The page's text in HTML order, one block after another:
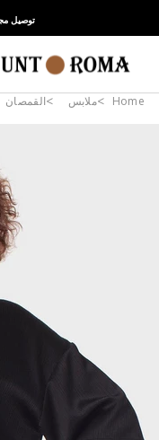
توصيل
Home ملابس القمصان